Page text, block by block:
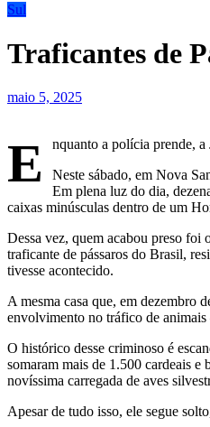
Sul
Traficantes de
maio 5, 2025
E
nquanto a polícia prende,
Neste sábado, em Nova
Em plena luz do dia,
caixas minúsculas dentro de um
Dessa vez, quem acabou preso foi
traficante de pássaros do Brasil,
tivesse acontecido.
A mesma casa que, em dezembro
envolvimento no tráfico de
O histórico desse criminoso é
somaram mais de 1.500 cardeais e
novíssima carregada de aves
Apesar de tudo isso, ele segue